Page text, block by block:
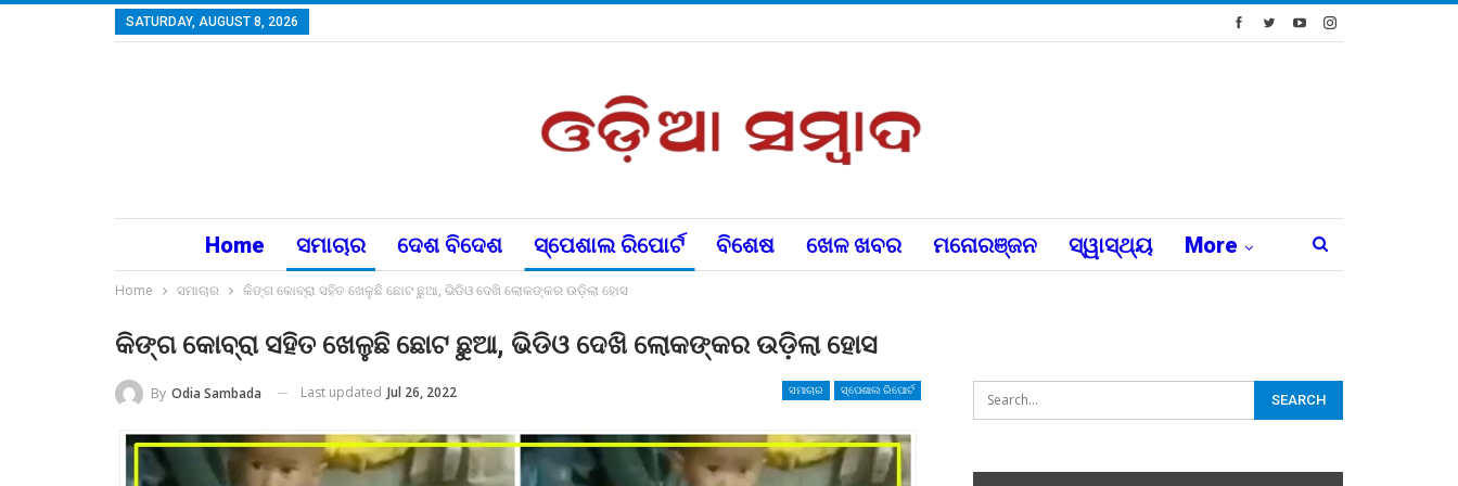
SATURDAY, AUGUST 8, 2026
Home ସମାଚାର ଦେଶ ବିଦେଶ ସ୍ପେଶାଲ ରିପୋର୍ଟ ବିଶେଷ ଖେଳ ଖବର ମନୋରଞ୍ଜନ ସ୍ୱାସ୍ଥ୍ୟ More
Home ସମାଚାର କିଙ୍ଗ କୋବ୍ରା ସହିତ ଖେଳୁଛି ଛୋଟ ଛୁଆ, ଭିଡିଓ ଦେଖି ଲୋକଙ୍କର ଉଡ଼ିଲା ହୋସ
କିଙ୍ଗ କୋବ୍ରା ସହିତ ଖେଳୁଛି ଛୋଟ ଛୁଆ, ଭିଡିଓ ଦେଖି ଲୋକଙ୍କର ଉଡ଼ିଲା ହୋସ
ସମାଚାର ସ୍ପେଶାଲ ରିପୋର୍ଟ
By Odia Sambada Last updated Jul 26, 2022